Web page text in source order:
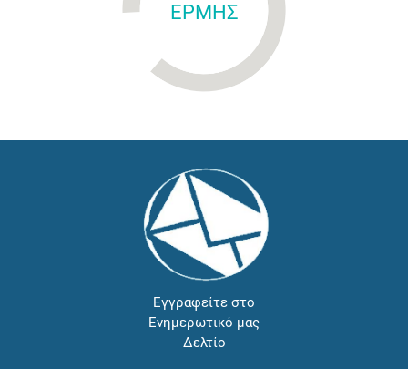
ΕΡΜΗΣ
Εγγραφείτε στο
Ενημερωτικό μας
Δελτίο